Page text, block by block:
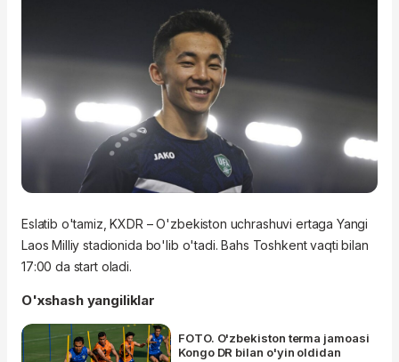
Eslatib o'tamiz, KXDR – O'zbekiston uchrashuvi ertaga Yangi
Laos Milliy stadionida bo'lib o'tadi. Bahs Toshkent vaqti bilan
17:00 da start oladi.
O'xshash yangiliklar
FOTO. O'zbekiston terma jamoasi
Kongo DR bilan o'yin oldidan